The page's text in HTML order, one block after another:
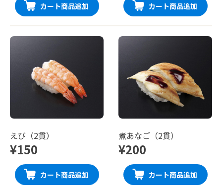
カート商品追加 カート商品追加
えび（2貫）
¥150
カート商品追加
煮あなご（2貫）
¥200
カート商品追加